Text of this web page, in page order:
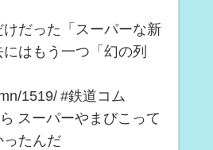
だった「スーパーな新
はもう一つ「幻の列
1519/ #鉄道コム
スーパーやまびこって
ったんだ